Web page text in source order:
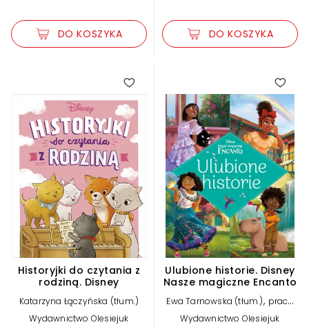
DO KOSZYKA DO KOSZYKA
Historyjki do czytania z
rodziną. Disney
Katarzyna Łączyńska (tłum.)
Wydawnictwo Olesiejuk
Ulubione historie. Disney
Nasze magiczne Encanto
Ewa Tarnowska (tłum.), praca
zbiorowa
Katarzyna Łączyńska
(tłum.)
Wydawnictwo Olesiejuk